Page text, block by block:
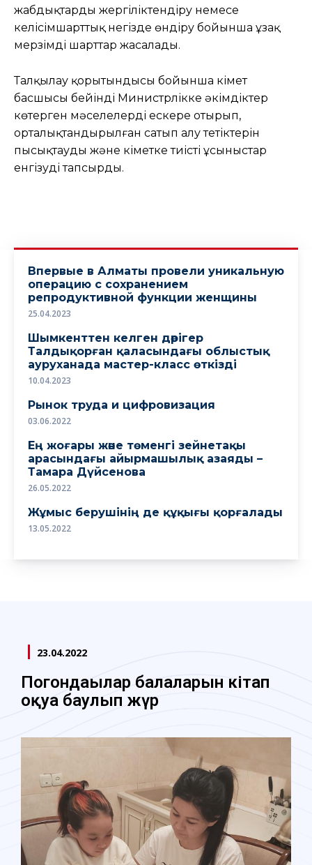
жабдықтарды жергіліктендіру немесе
келісімшарттық негізде өндіру бойынша ұзақ
мерзімді шарттар жасалады.
Талқылау қорытындысы бойынша Үкімет
басшысы бейінді Министрлікке әкімдіктер
көтерген мәселелерді ескере отырып,
орталықтандырылған сатып алу тетіктерін
пысықтауды және Үкіметке тиісті ұсыныстар
енгізуді тапсырды.
Впервые в Алматы провели уникальную
операцию с сохранением
репродуктивной функции женщины
25.04.2023
Шымкенттен келген дәрігер
Талдықорған қаласындағы облыстық
ауруханада мастер-класс өткізді
10.04.2023
Рынок труда и цифровизация
03.06.2022
Ең жоғары және төменгі зейнетақы
арасындағы айырмашылық азаяды –
Тамара Дүйсенова
26.05.2022
Жұмыс берушінің де құқығы қорғалады
13.05.2022